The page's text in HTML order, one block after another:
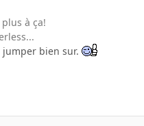
à ça!
jumper bien sur.